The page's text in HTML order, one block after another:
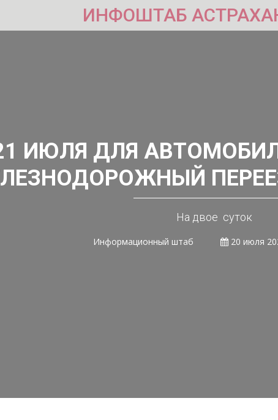
ИНФОШТАБ
ИЮЛЯ ДЛЯ
На двое суток
Информационный штаб 20 июля